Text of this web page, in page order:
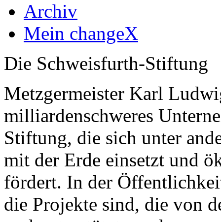
Archiv
Mein changeX
Die Schweisfurth-Stiftung
Metzgermeister Karl
milliardenschweres
Stiftung, die sich unter
mit der Erde einsetzt und
fördert. In der
die Projekte sind, die von